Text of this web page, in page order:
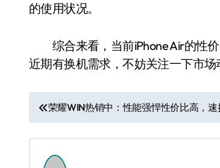
的使用状况。
综合来看，当前iPhone Air的性价
近期有换机需求，不妨关注一下市场
文
章
导
荣耀WIN热销中：性能强悍性价比高，速